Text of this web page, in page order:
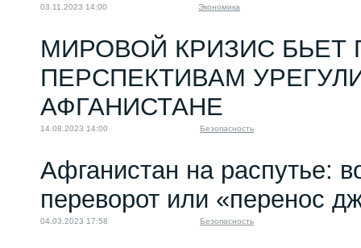
03.11.2023 14:00 Экономика
МИРОВОЙ КРИЗИС БЬЕТ
ПЕРСПЕКТИВАМ
АФГАНИСТАНЕ
14.08.2023 14:00 Безопасность
Афганистан на распутье:
переворот или «перенос
04.03.2023 17:58 Безопасность